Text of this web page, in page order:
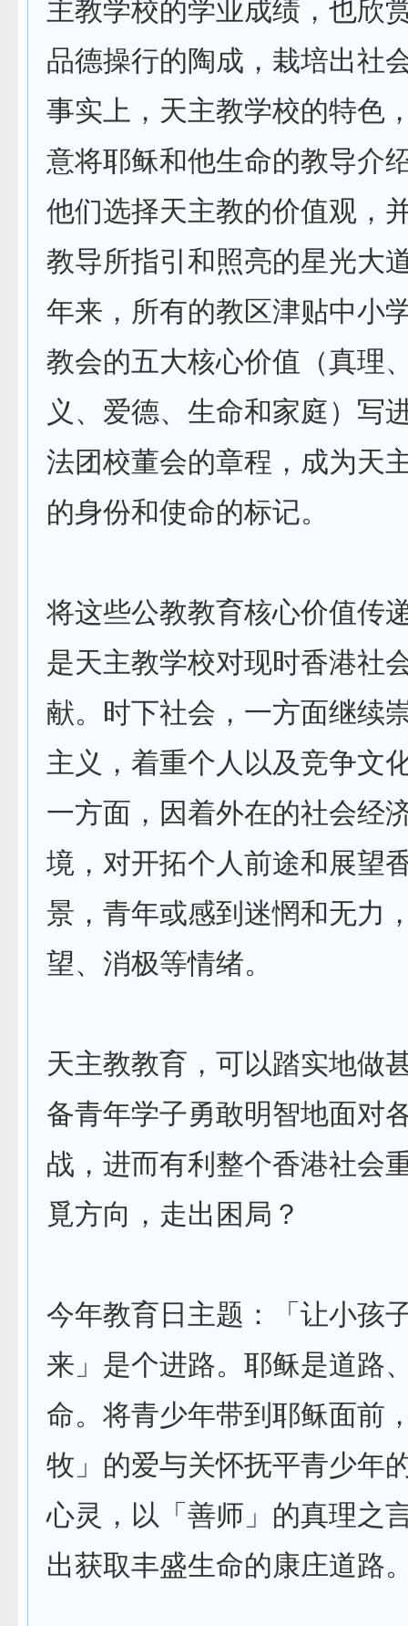
主教学校的学业成绩，也欣
品德操行的陶成，栽培出社
事实上，天主教学校的特色
意将耶稣和他生命的教导介
他们选择天主教的价值观，
教导所指引和照亮的星光大
年来，所有的教区津贴中小
教会的五大核心价值（真理
义、爱德、生命和家庭）写
法团校董会的章程，成为天
的身份和使命的标记。
将这些公教教育核心价值传
是天主教学校对现时香港社
献。时下社会，一方面继续
主义，着重个人以及竞争文
一方面，因着外在的社会经
境，对开拓个人前途和展望
景，青年或感到迷惘和无力
望、消极等情绪。
天主教教育，可以踏实地做
备青年学子勇敢明智地面对
战，进而有利整个香港社会
覓方向，走出困局？
今年教育日主题：「让小孩
来」是个进路。耶稣是道路
命。将青少年带到耶稣面前
牧」的爱与关怀抚平青少年
心灵，以「善师」的真理之
出获取丰盛生命的康庄道路